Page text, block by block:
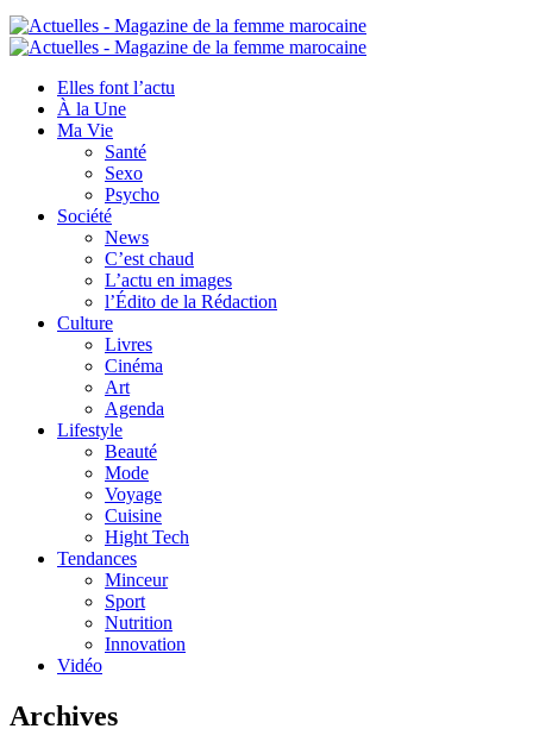
Elles font l’actu
À la Une
Ma Vie
Santé
Sexo
Psycho
Société
News
C’est chaud
L’actu en images
l’Édito de la Rédaction
Culture
Livres
Cinéma
Art
Agenda
Lifestyle
Beauté
Mode
Voyage
Cuisine
Hight Tech
Tendances
Minceur
Sport
Nutrition
Innovation
Vidéo
Archives